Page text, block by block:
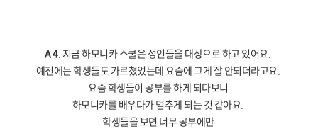
A 4. 지금 하모니카 스쿨은 성인들을 대상으로 하고 있어요
예전에는 학생들도 가르쳤었는데 요즘에 그게 잘 안되더라고요
요즘 학생들이 공부를 하게 되다보니
하모니카를 배우다가 멈추게 되는 것 같아요
학생들을 보면 너무 공부에만